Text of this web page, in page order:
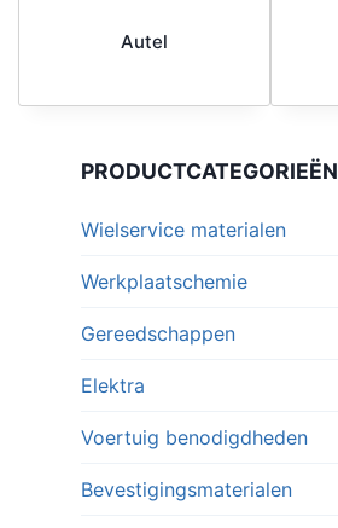
Autel
PRODUCTCATEGORIEËN
Wielservice materialen
Werkplaatschemie
Gereedschappen
Elektra
Voertuig benodigdheden
Bevestigingsmaterialen